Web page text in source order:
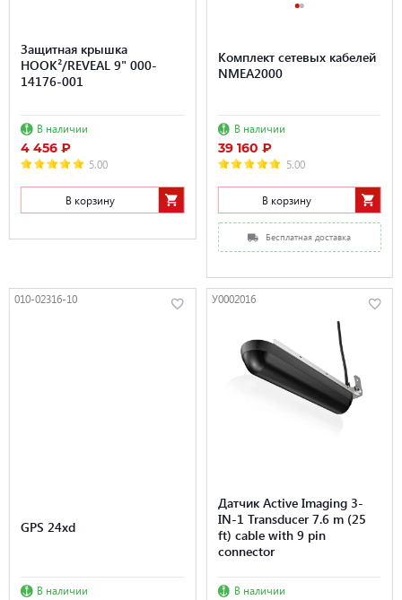
Защитная крышка
HOOK²/REVEAL 9" 000-
14176-001
В наличии
4 456 ₽
5.00
В корзину
Комплект сетевых кабелей
NMEA2000
В наличии
39 160 ₽
5.00
В корзину
Бесплатная доставка
010-02316-10
GPS 24xd
В наличии
У0002016
Датчик Active Imaging 3-
IN-1 Transducer 7.6 m (25
ft) cable with 9 pin
connector
В наличии